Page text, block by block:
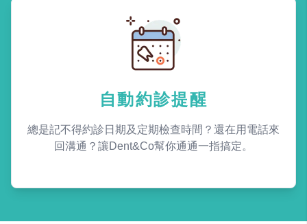
自動約診提醒
總是記不得約診日期及定期檢查時間？還在用電話來
回溝通？讓Dent&Co幫你通通一指搞定。